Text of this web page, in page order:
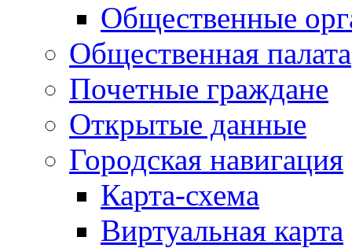
Общественные
Общественная палата
Почетные граждане
Открытые данные
Городская навигация
Карта-схема
Виртуальная карта